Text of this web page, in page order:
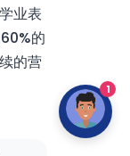
业表
的
的营
1